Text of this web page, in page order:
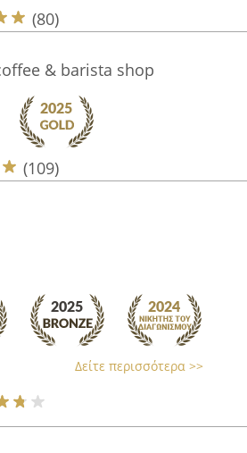
(80)
& barista shop
(109)
Δείτε περισσότερα >>